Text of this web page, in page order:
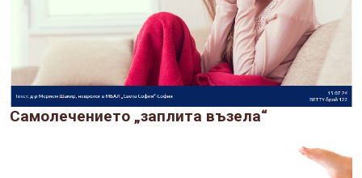
Самолечението „заплита възела“